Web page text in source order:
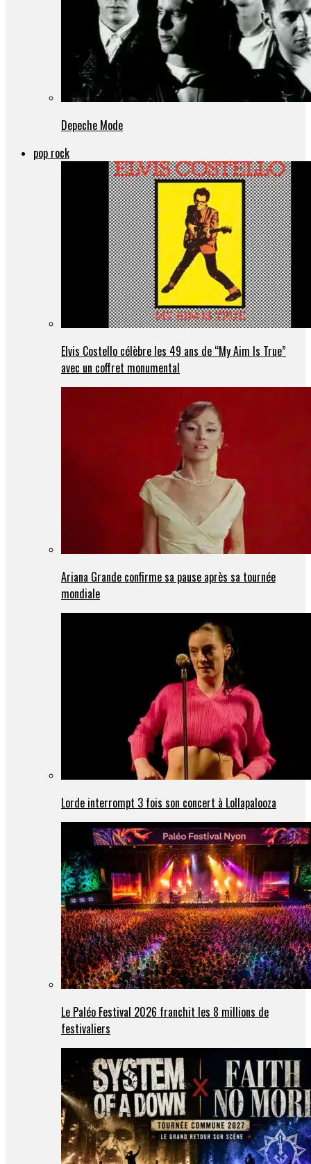
Depeche Mode
pop rock
Elvis Costello célèbre les 49 ans de “My Aim Is True”
avec un coffret monumental
Ariana Grande confirme sa pause après sa tournée
mondiale
Lorde interrompt 3 fois son concert à Lollapalooza
Le Paléo Festival 2026 franchit les 8 millions de
festivaliers